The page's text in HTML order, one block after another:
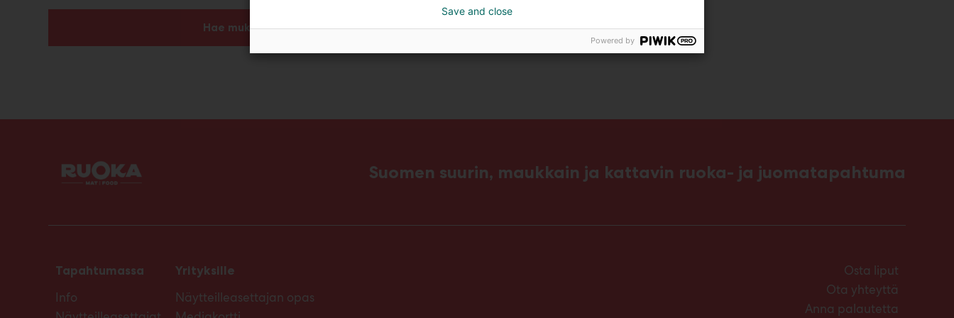
Hae mukaan kilpailuun
Suomen suurin, maukkain ja kattavin ruoka- ja juomatapahtuma
Tapahtumassa
Info
Yrityksille
Näytteilleasettajan opas
Osta liput
Ota yhteyttä
Anna palautetta
Save and close
Powered by